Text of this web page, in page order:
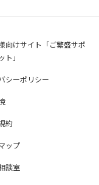
向けサイト「ご繁盛サポ
ト」
シーポリシー
約
ップ
談室